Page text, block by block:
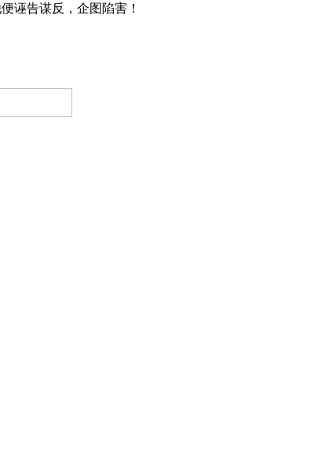
诬告谋反，企图陷害！